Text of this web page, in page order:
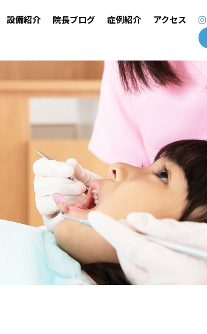
設備紹介 院長ブログ 症例紹介
アクセス